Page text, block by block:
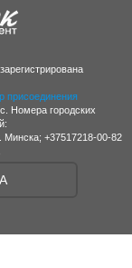
присоединения
Номера городских
Минска; +37517218-00-82